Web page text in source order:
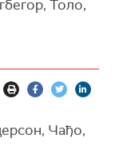
Толо,
Чађо,